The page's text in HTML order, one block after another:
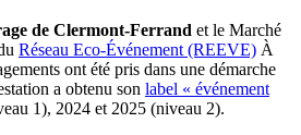
de Clermont-Ferrand et le Marché
Réseau Eco-Événement (REEVE) À
ont été pris dans une démarche
a obtenu son label « événement
1), 2024 et 2025 (niveau 2).